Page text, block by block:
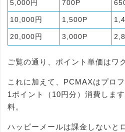
5,000円 700P
10,000円 1,500P
20,000円 3,000P
ご覧の通り、ポイント単価はワ
これに加えて、PCMAXはプロ
1ポイント（10円分）消費しま
料。
ハッピーメールは課金しないと